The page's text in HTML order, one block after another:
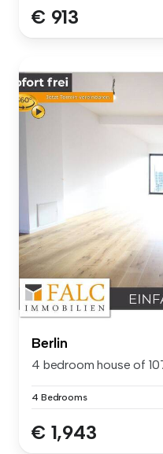
€ 913
Berlin
4 bedroom house of
4 Bedrooms
€ 1,943